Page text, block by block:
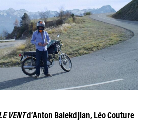
VENTd’Anton Balekdjian, Léo Couture